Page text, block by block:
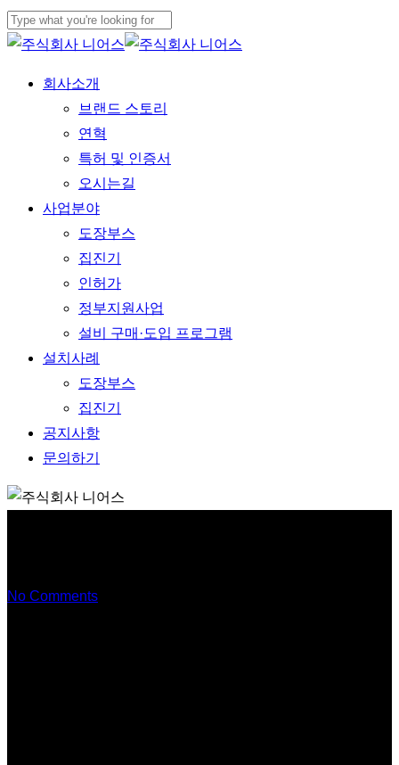
Skip
to
content
Close
Menu
회사소개
브랜드 스토리
연혁
특허 및 인증서
오시는길
사업분야
도장부스
집진기
인허가
정부지원사업
설비 구매·도입 프로그램
설치사례
도장부스
집진기
공지사항
문의하기
No Comments